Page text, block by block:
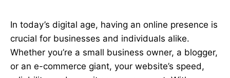
In today’s digital age, having an online presence is
crucial for businesses and individuals alike.
Whether you’re a small business owner, a blogger,
or an e-commerce giant, your website’s speed,